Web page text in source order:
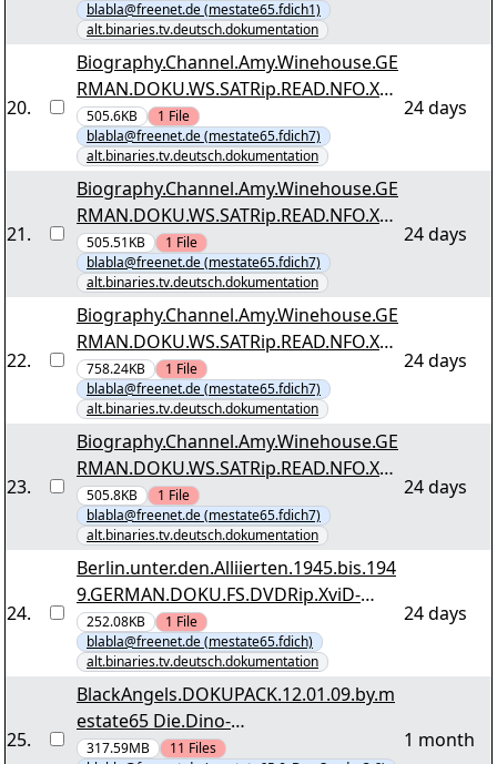
blabla@freenet.de (mestate65.fdich1)
alt.binaries.tv.deutsch.dokumentation
20.
Biography.Channel.Amy.Winehouse.GE
RMAN.DOKU.WS.SATRip.READ.NFO.XVi
D-TVP.by.mestate65 tvp-bio-
winehouse.r09
505.6KB 1 File
blabla@freenet.de (mestate65.fdich7)
alt.binaries.tv.deutsch.dokumentation
24 days
21.
Biography.Channel.Amy.Winehouse.GE
RMAN.DOKU.WS.SATRip.READ.NFO.XVi
D-TVP.by.mestate65 tvp-bio-
winehouse.r00
505.51KB 1 File
blabla@freenet.de (mestate65.fdich7)
alt.binaries.tv.deutsch.dokumentation
24 days
22.
Biography.Channel.Amy.Winehouse.GE
RMAN.DOKU.WS.SATRip.READ.NFO.XVi
D-TVP.by.mestate65 tvp-bio-
winehouse.r02
758.24KB 1 File
blabla@freenet.de (mestate65.fdich7)
alt.binaries.tv.deutsch.dokumentation
24 days
23.
Biography.Channel.Amy.Winehouse.GE
RMAN.DOKU.WS.SATRip.READ.NFO.XVi
D-TVP.by.mestate65 tvp-bio-
winehouse.r03
505.8KB 1 File
blabla@freenet.de (mestate65.fdich7)
alt.binaries.tv.deutsch.dokumentation
24 days
24.
Berlin.unter.den.Alliierten.1945.bis.194
9.GERMAN.DOKU.FS.DVDRip.XviD-
TVP.by.mestate65 tvp-buda4549.r20
252.08KB 1 File
blabla@freenet.de (mestate65.fdich)
alt.binaries.tv.deutsch.dokumentation
24 days
25.
BlackAngels.DOKUPACK.12.01.09.by.m
estate65 Die.Dino-
Fundgrube.Utahs.wilder.Sueden.GERM
317.59MB 11 Files
1 month